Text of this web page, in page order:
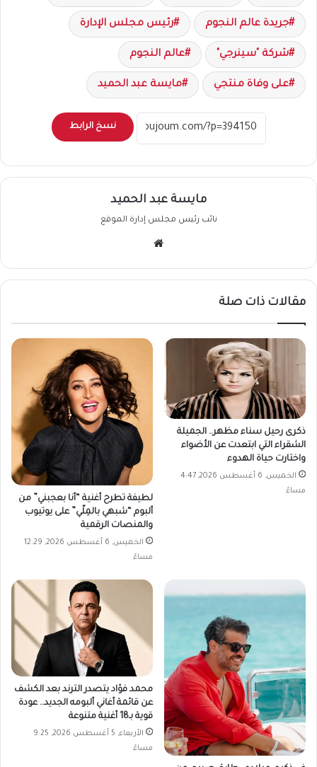
جريدة عالم النجوم رئيس مجلس الإدارة
شركة "سينرجي" عالم النجوم
على وفاة منتجي مايسة عبد الحميد
نسخ الرابط
مايسة عبد الحميد
نائب رئيس مجلس إدارة الموقع
مقالات ذات صلة
ذكرى رحيل سناء مظهر.. الجميلة
الشقراء التي ابتعدت عن الأضواء
واختارت حياة الهدوء
الخميس, 6 أغسطس 2026, 4:47
مساءً
لطيفة تطرح أغنية “أنا بعجبني” من
ألبوم “شبهي بالمِلّي” على يوتيوب
والمنصات الرقمية
الخميس, 6 أغسطس 2026, 12:29
مساءً
محمد فؤاد يتصدر الترند بعد الكشف
عن قائمة أغاني ألبومه الجديد.. عودة
قوية بـ18 أغنية متنوعة
الأربعاء, 5 أغسطس 2026, 9:25
مساءً